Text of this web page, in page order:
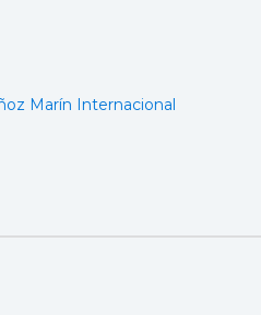
Marín Internacional